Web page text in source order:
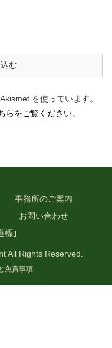
む
を使っています。
らをご覧ください。
事務所のご案内
お問い合わせ
標｣
All Rights Reserved.
免責事項